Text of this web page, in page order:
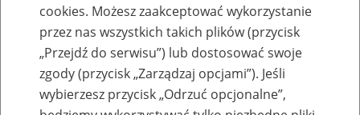
Szkoleniacookies. Możesz zaakceptować wykorzystanie
przez nas wszystkich takich plików (przycisk
„Przejdź do serwisu”) lub dostosować swoje
zgody (przycisk „Zarządzaj opcjami”). Jeśli
wybierzesz przycisk „Odrzuć opcjonalne”,